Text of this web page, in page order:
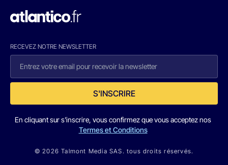
RECEVEZ NOTRE NEWSLETTER
S'INSCRIRE
En cliquant sur s'inscrire, vous confirmez que vous acceptez nos
Termes et Conditions
© 2026 Talmont Media SAS. tous droits réservés.